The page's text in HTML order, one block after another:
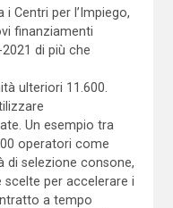
Centri per l’Impiego,
finanziamenti
di più che
ulteriori 11.600.
Un esempio tra
operatori come
di selezione consone,
scelte per accelerare i
a tempo